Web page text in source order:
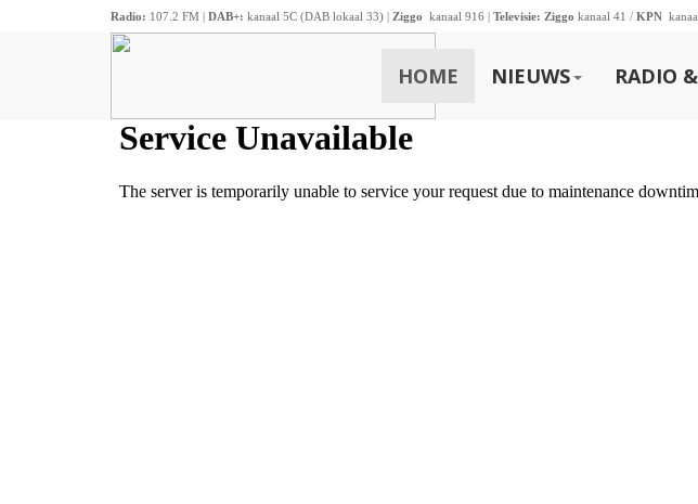
Radio: 107.2 FM | DAB+: kanaal 5C (DAB lokaal 33) | Ziggo kanaal 916 | Televisie: Ziggo kanaal 41 / KPN
HOME NIEUWS RADIO